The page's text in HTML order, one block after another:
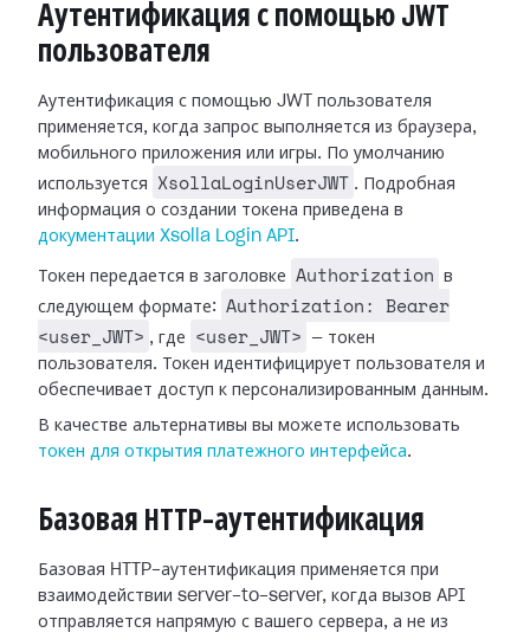
Аутентификация с помощью JWT
пользователя
Аутентификация с помощью JWT пользователя
применяется, когда запрос выполняется из браузера,
мобильного приложения или игры. По умолчанию
используется
XsollaLoginUserJWT . Подробная
информация о создании токена приведена в
документации Xsolla Login API.
Токен передается в заголовке Authorization
в
следующем формате:
Authorization: Bearer
<user_JWT> , где <user_JWT>
— токен
пользователя. Токен идентифицирует пользователя и
обеспечивает доступ к персонализированным данным.
В качестве альтернативы вы можете использовать
токен для открытия платежного интерфейса.
Базовая HTTP-аутентификация
Базовая HTTP-аутентификация применяется при
взаимодействии server-to-server, когда вызов API
отправляется напрямую с вашего сервера, а не из